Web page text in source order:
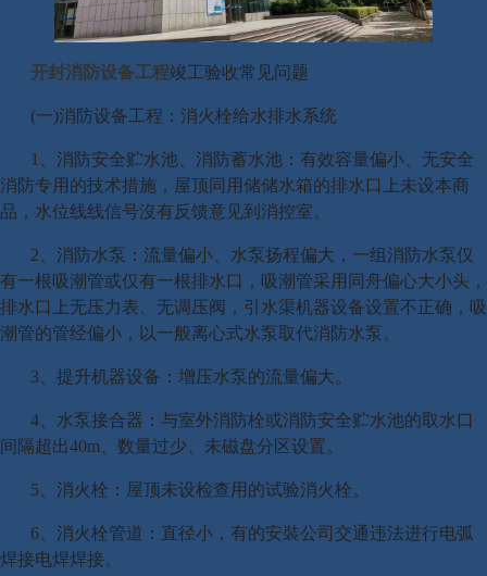
开封消防设备工程竣工验收常见问题
(一)消防设备工程：消火栓给水排水系统
1、消防安全贮水池、消防蓄水池：有效容量偏小、无安全
消防专用的技术措施，屋顶同用储储水箱的排水口上未设本商
品，水位线线信号沒有反馈意见到消控室。
2、消防水泵：流量偏小、水泵扬程偏大，一组消防水泵仅
有一根吸潮管或仅有一根排水口，吸潮管采用同舟偏心大小头，
排水口上无压力表、无调压阀，引水渠机器设备设置不正确，吸
潮管的管经偏小，以一般离心式水泵取代消防水泵。
3、提升机器设备：增压水泵的流量偏大。
4、水泵接合器：与室外消防栓或消防安全贮水池的取水口
间隔超出40m、数量过少、未磁盘分区设置。
5、消火栓：屋顶未设检查用的试验消火栓。
6、消火栓管道：直径小，有的安裝公司交通违法进行电弧
焊接电焊焊接。